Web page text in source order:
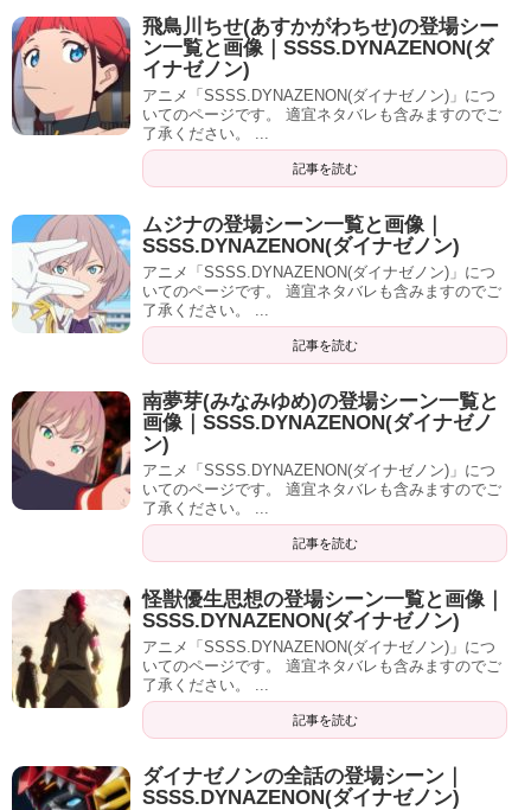
飛鳥川ちせ(あすかがわちせ)の登場シー
ン一覧と画像｜SSSS.DYNAZENON(ダ
イナゼノン)
アニメ「SSSS.DYNAZENON(ダイナゼノン)」につ
いてのページです。 適宜ネタバレも含みますのでご
了承ください。 ...
記事を読む
ムジナの登場シーン一覧と画像｜
SSSS.DYNAZENON(ダイナゼノン)
アニメ「SSSS.DYNAZENON(ダイナゼノン)」につ
いてのページです。 適宜ネタバレも含みますのでご
了承ください。 ...
記事を読む
南夢芽(みなみゆめ)の登場シーン一覧と
画像｜SSSS.DYNAZENON(ダイナゼノ
ン)
アニメ「SSSS.DYNAZENON(ダイナゼノン)」につ
いてのページです。 適宜ネタバレも含みますのでご
了承ください。 ...
記事を読む
怪獣優生思想の登場シーン一覧と画像｜
SSSS.DYNAZENON(ダイナゼノン)
アニメ「SSSS.DYNAZENON(ダイナゼノン)」につ
いてのページです。 適宜ネタバレも含みますのでご
了承ください。 ...
記事を読む
ダイナゼノンの全話の登場シーン｜
SSSS.DYNAZENON(ダイナゼノン)